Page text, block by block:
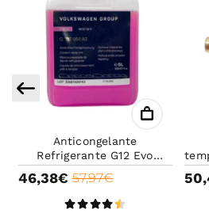
Transmisor de
temperatura doble Original
VAG | 4 Pines Verdes
50,43€